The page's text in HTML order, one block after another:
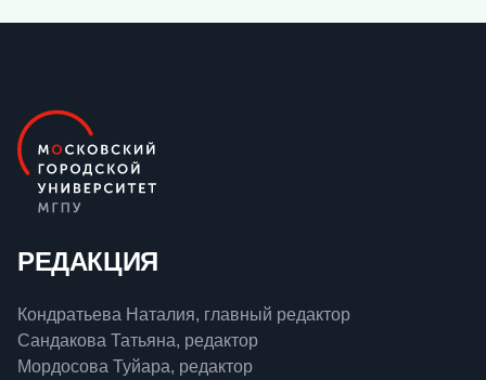
РЕДАКЦИЯ
Кондратьева Наталия, главный редактор
Сандакова Татьяна, редактор
Мордосова Туйара, редактор